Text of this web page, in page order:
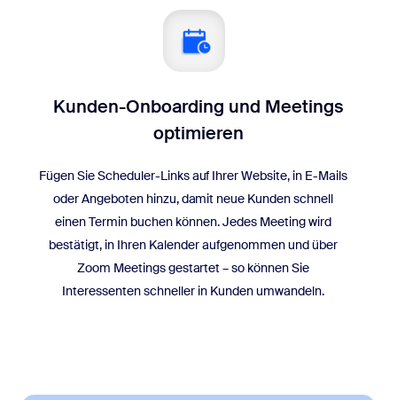
Kunden-Onboarding und Meetings
optimieren
Fügen Sie Scheduler-Links auf Ihrer Website, in E-Mails
oder Angeboten hinzu, damit neue Kunden schnell
einen Termin buchen können. Jedes Meeting wird
bestätigt, in Ihren Kalender aufgenommen und über
Zoom Meetings gestartet – so können Sie
Interessenten schneller in Kunden umwandeln.